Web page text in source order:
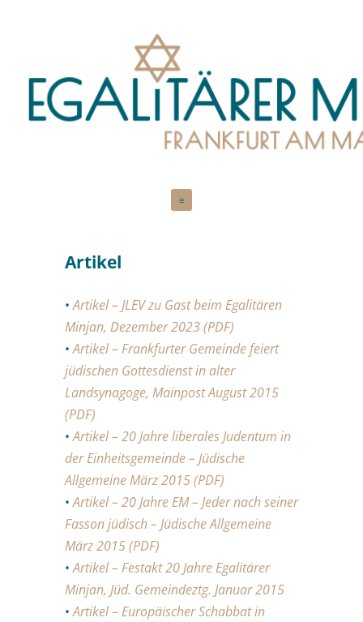
≡
Artikel
•Artikel – JLEV zu Gast beim Egalitären
Minjan, Dezember 2023 (PDF)
• Artikel – Frankfurter Gemeinde feiert
jüdischen Gottesdienst in alter
Landsynagoge, Mainpost August 2015
(PDF)
• Artikel – 20 Jahre liberales Judentum in
der Einheitsgemeinde – Jüdische
Allgemeine März 2015 (PDF)
• Artikel – 20 Jahre EM – Jeder nach seiner
Fasson jüdisch – Jüdische Allgemeine
März 2015 (PDF)
• Artikel – Festakt 20 Jahre Egalitärer
Minjan, Jüd. Gemeindeztg. Januar 2015
• Artikel – Europäischer Schabbat in